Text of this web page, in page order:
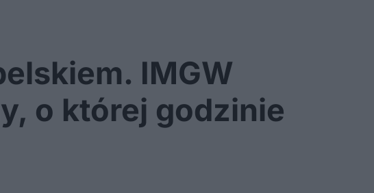
IMGW
o której godzinie